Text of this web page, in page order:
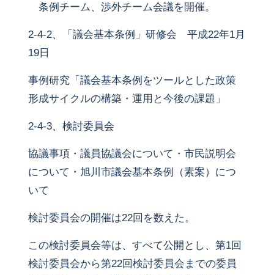
条例チーム、渉外チーム会議を開催。
2-4-2、「議会基本条例」研修会 平成22年1月
19日
事例研究「議会基本条例をツールとした政策
形成サイクルの構築・運用と今後の課題」
2-4-3、検討委員会
協議事項・議員協議会について・市民説明会
について・旭川市議会基本条例（素案）につ
いて
検討委員会の開催は22回を数えた。
この検討委員会等は、すべて公開とし、第1回
検討委員会から第22回検討委員会までの委員